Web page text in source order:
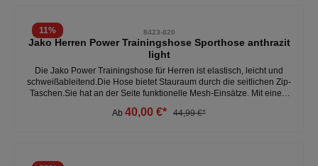
11% 8423-820
Jako Herren Power Trainingshose Sporthose anthrazit
light
Die Jako Power Trainingshose für Herren ist elastisch, leicht und
schweißableitend.Die Hose bietet Stauraum durch die seitlichen Zip-
Taschen.Sie hat an der Seite funktionelle Mesh-Einsätze. Mit einem
gewünschte Passform angepasst werden. - 100% Polyester - leicht -
Ab 40,00 €* 44,99 €*